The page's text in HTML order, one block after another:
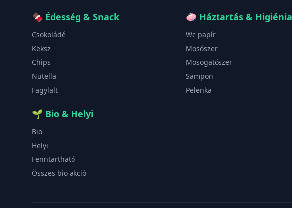
🍫 Édesség & Snack
Csokoládé
Keksz
Chips
Nutella
Fagylalt
🧼 Háztartás & Higiénia
Wc papír
Mosószer
Mosogatószer
Sampon
Pelenka
🌱 Bio & Helyi
Bio
Helyi
Fenntartható
Összes bio akció